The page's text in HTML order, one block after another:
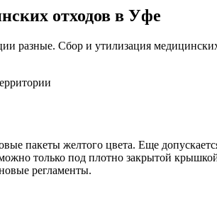
отходов в Уфе
разные. Сбор и утилизация
пакеты желтого цвета. Еще
только под плотно закрытой
регламенты.